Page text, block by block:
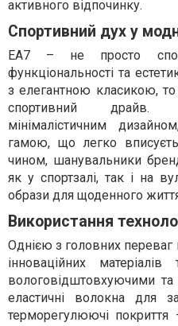
активного відпочинку.
Спортивний дух у
EA7 – не просто
функціональності та
з елегантною класикою,
спортивний драйв.
мінімалістичним
гамою, що легко
чином, шанувальники
як у спортзалі, так і на
образи для щоденного
Використання
Однією з головних переваг
інноваційних
вологовідштовхуючими
еластичні волокна для
терморегулюючі